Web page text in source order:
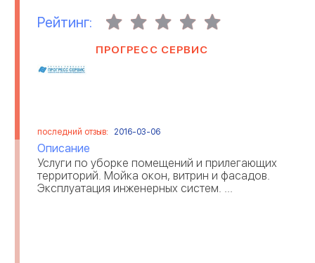
Рейтинг:
ПРОГРЕСС СЕРВИС
последний отзыв: 2016-03-06
Описание
Услуги по уборке помещений и прилегающих
территорий. Мойка окон, витрин и фасадов.
Эксплуатация инженерных систем. ...